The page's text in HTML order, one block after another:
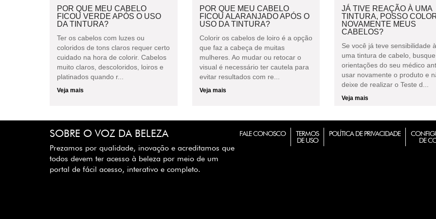
POR QUE MEU CABELO
FICOU VERDE APÓS O USO
DA TINTURA?
Ter os cabelos com luzes ou
coloridos de tons claros requer certo
cuidado na hora de colorir. Cabelos
muito claros, descoloridos, loiros e
platinados quando r...
Veja mais
POR QUE MEU CABELO
FICOU ALARANJADO APÓS O
USO DA TINTURA?
Colorir os cabelos de loiro é a opção
que faz a cabeça de muitas
mulheres. Ao mudar ou retocar o
visual é necessário ter cautela para
evitar resultados com re...
Veja mais
JÁ TIVE REAÇÃO À UMA
TINTURA, POSSO
NOVAMENTE MEUS
CABELOS?
Se você já teve sensibilidade à
uma tintura de cabelo,
orientações do seu médico
usar novamente o produto e
deixe de realizar o Teste d...
Veja mais
SOBRE O VOZ DA BELEZA
Prezamos por qualidade, inovação e acreditamos que
todos devem ter acesso à beleza por meio de um
portal de fácil acesso, interativo e completo.
FALE CONOSCO
TERMOS
DE USO
POLÍTICA DE PRIVACIDADE
DE